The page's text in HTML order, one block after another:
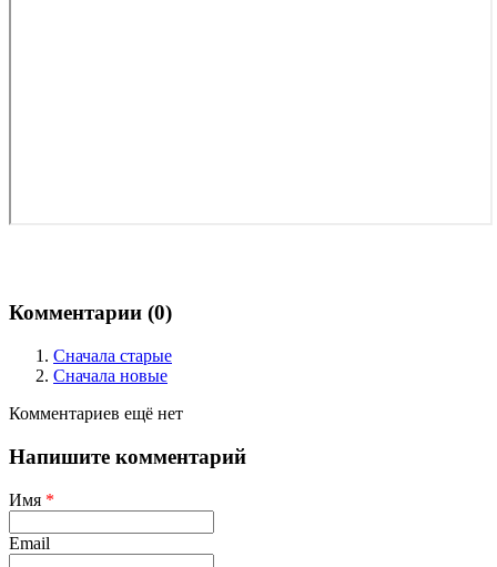
Комментарии (0)
Сначала старые
Сначала новые
Комментариев ещё нет
Напишите комментарий
Имя *
Email